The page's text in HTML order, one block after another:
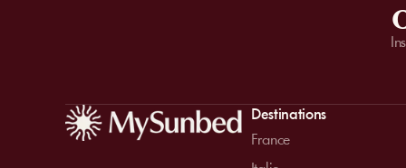
Destinations
France